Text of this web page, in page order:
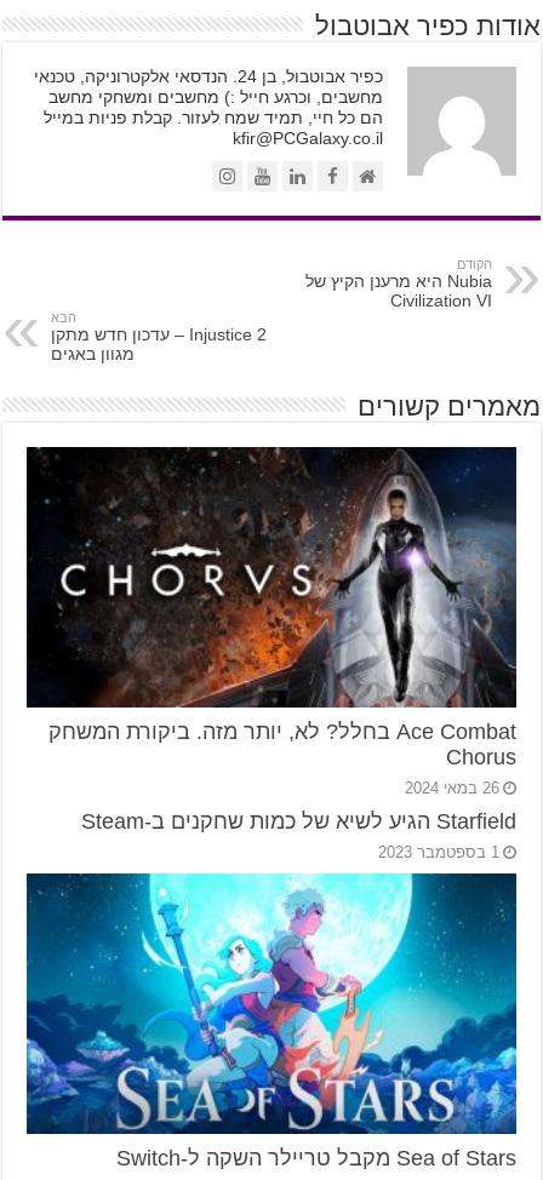
אודות כפיר אבוטבול
כפיר אבוטבול, בן 24. הנדסאי אלקטרוניקה, טכנאי
מחשבים, וכרגע חייל :) מחשבים ומשחקי מחשב
הם כל חיי, תמיד שמח לעזור. קבלת פניות במייל
kfir@PCGalaxy.co.il
הקודם
Nubia היא מרענן הקיץ של
Civilization VI
הבא
Injustice 2 – עדכון חדש מתקן
מגוון באגים
מאמרים קשורים
Ace Combat בחלל? לא, יותר מזה. ביקורת המשחק
Chorus
26 במאי 2024
Starfield הגיע לשיא של כמות שחקנים ב-Steam
1 בספטמבר 2023
Sea of Stars מקבל טריילר השקה ל-Switch